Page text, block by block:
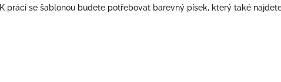
K práci se šablonou budete potřebovat barevný písek, který také